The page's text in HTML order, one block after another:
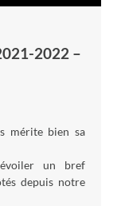
2022 –
mérite bien sa
un bref
depuis notre